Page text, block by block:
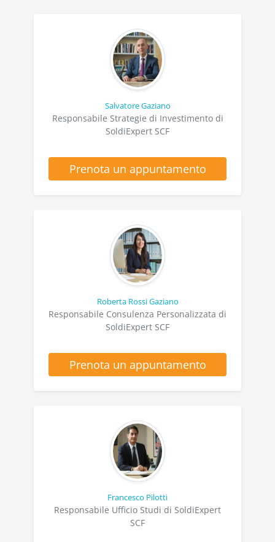
Salvatore Gaziano
Responsabile Strategie di Investimento di
SoldiExpert SCF
Prenota un appuntamento
Roberta Rossi Gaziano
Responsabile Consulenza Personalizzata di
SoldiExpert SCF
Prenota un appuntamento
Francesco Pilotti
Responsabile Ufficio Studi di SoldiExpert
SCF